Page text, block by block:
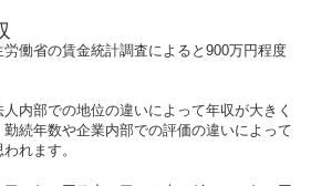
働省の賃金統計調査によると900万円程度
内部での地位の違いによって年収が大きく
続年数や企業内部での評価の違いによって
れます。